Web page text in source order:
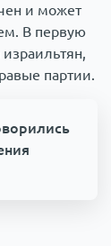
и может
В первую
партии.